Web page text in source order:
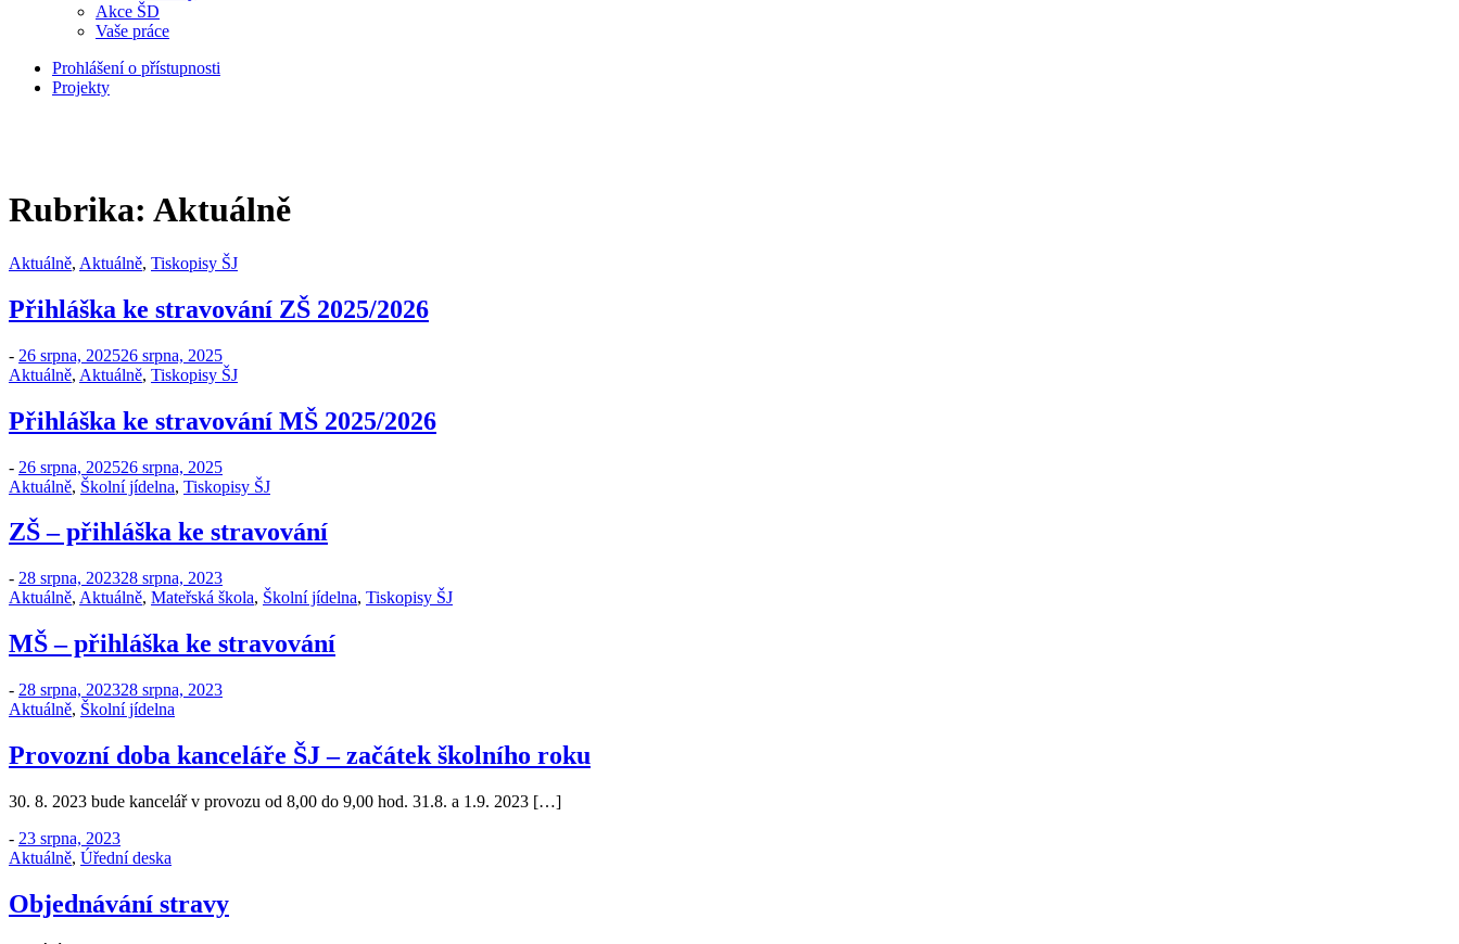
Akce ŠD
Vaše práce
Prohlášení o přístupnosti
Projekty
Rubrika: Aktuálně
Aktuálně, Aktuálně, Tiskopisy ŠJ
Přihláška ke stravování ZŠ 2025/2026
- 26 srpna, 202526 srpna, 2025
Aktuálně, Aktuálně, Tiskopisy ŠJ
Přihláška ke stravování MŠ 2025/2026
- 26 srpna, 202526 srpna, 2025
Aktuálně, Školní jídelna, Tiskopisy ŠJ
ZŠ – přihláška ke stravování
- 28 srpna, 202328 srpna, 2023
Aktuálně, Aktuálně, Mateřská škola, Školní jídelna, Tiskopisy ŠJ
MŠ – přihláška ke stravování
- 28 srpna, 202328 srpna, 2023
Aktuálně, Školní jídelna
Provozní doba kanceláře ŠJ – začátek školního roku
30. 8. 2023 bude kancelář v provozu od 8,00 do 9,00 hod. 31.8. a 1.9. 2023 […]
- 23 srpna, 2023
Aktuálně, Úřední deska
Objednávání stravy